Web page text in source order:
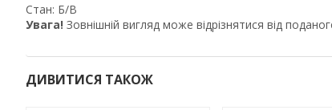
Стан: Б/В
Увага! Зовнішній вигляд може відрізнятися від
ДИВИТИСЯ ТАКОЖ